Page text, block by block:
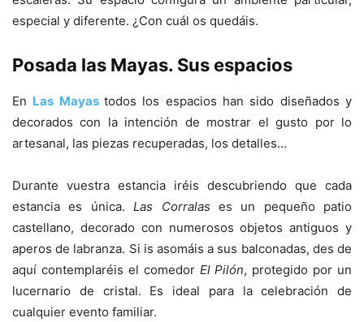
especial y diferente. ¿Con cuál os quedáis.
Posada las Mayas. Sus espacios
En Las Mayastodos los espacios han sido diseñados y
decorados con la intención de mostrar el gusto por lo
artesanal, las piezas recuperadas, los detalles…
Durante vuestra estancia iréis descubriendo que cada
estancia es única.Las Corralas es un pequeño patio
castellano, decorado con numerosos objetos antiguos y
aperos de labranza. Si is asomáis a sus balconadas, des de
aquí contemplaréis el comedor El Pilón, protegido por un
lucernario de cristal. Es ideal para la celebración de
cualquier evento familiar.